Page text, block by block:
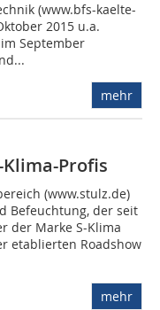
(www.bfs-kaelte-
2015 u.a.
September
mehr
Profis
(www.stulz.de)
Befeuchtung, der seit
der Marke S-Klima
etablierten Roadshow
mehr